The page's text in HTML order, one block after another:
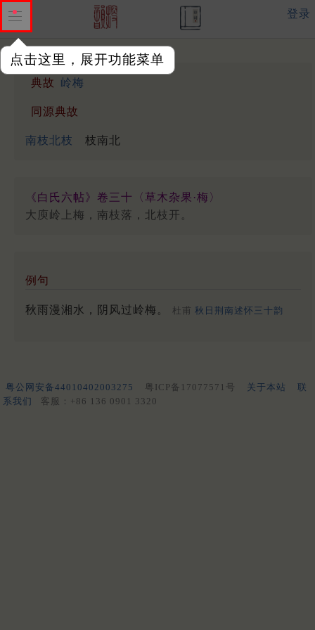
点击这里，展开功能菜单
登录
典故 岭梅
同源典故
南枝北枝 枝南北
《白氏六帖》卷三十〈草木杂果·梅〉
大庾岭上梅，南枝落，北枝开。
例句
秋雨漫湘水，阴风过岭梅。 杜甫 秋日荆南述怀三十韵
粤公网安备44010402003275 粤ICP备17077571号 关于本站
联
系我们
客服：+86 136 0901 3320